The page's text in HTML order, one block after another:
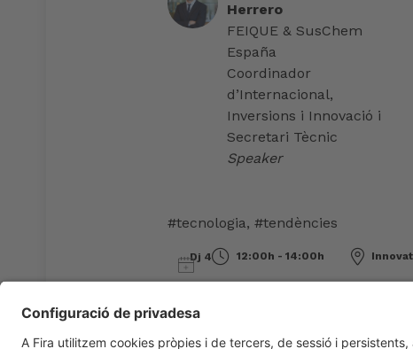
Herrero
FEIQUE & SusChem
España
Coordinador
d’Internacional,
Inversions i Innovació i
Secretari Tècnic
Speaker
#tecnologia, #tendències
Dj 4 12:00h - 14:00h